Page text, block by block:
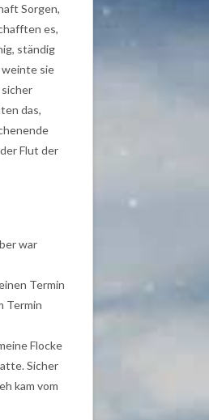
Sorgen,
es,
ständig
weinte sie
das,
Flut der
war
Termin
Termin
Flocke
Sicher
kam vom